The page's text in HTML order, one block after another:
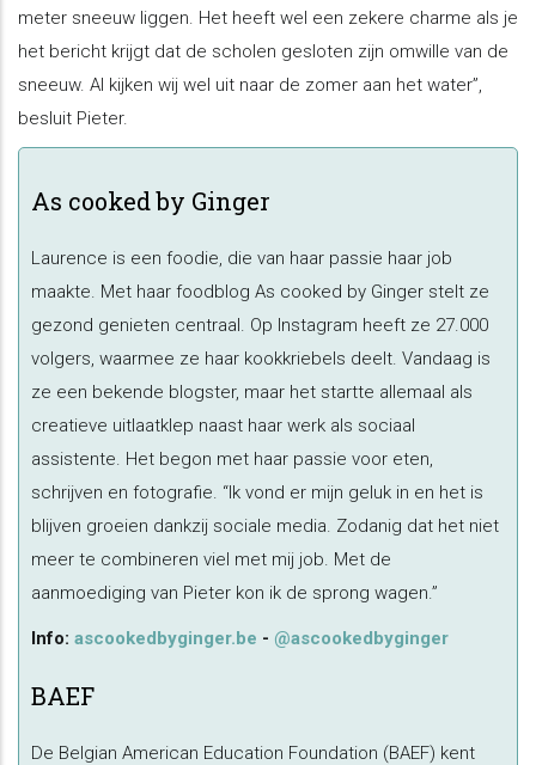
meter sneeuw liggen. Het heeft wel een zekere charme als je
het bericht krijgt dat de scholen gesloten zijn omwille van de
sneeuw. Al kijken wij wel uit naar de zomer aan het water”,
besluit Pieter.
As cooked by Ginger
Laurence is een foodie, die van haar passie haar job
maakte. Met haar foodblog As cooked by Ginger stelt ze
gezond genieten centraal. Op Instagram heeft ze 27.000
volgers, waarmee ze haar kookkriebels deelt. Vandaag is
ze een bekende blogster, maar het startte allemaal als
creatieve uitlaatklep naast haar werk als sociaal
assistente. Het begon met haar passie voor eten,
schrijven en fotografie. “Ik vond er mijn geluk in en het is
blijven groeien dankzij sociale media. Zodanig dat het niet
meer te combineren viel met mij job. Met de
aanmoediging van Pieter kon ik de sprong wagen.”
Info: ascookedbyginger.be - @ascookedbyginger
BAEF
De Belgian American Education Foundation (BAEF) kent